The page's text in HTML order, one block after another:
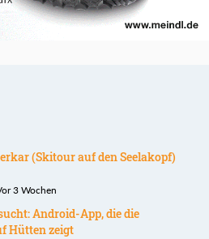
(Skitour auf den Seelakopf)
3 Wochen
Android-App, die die
Hütten zeigt